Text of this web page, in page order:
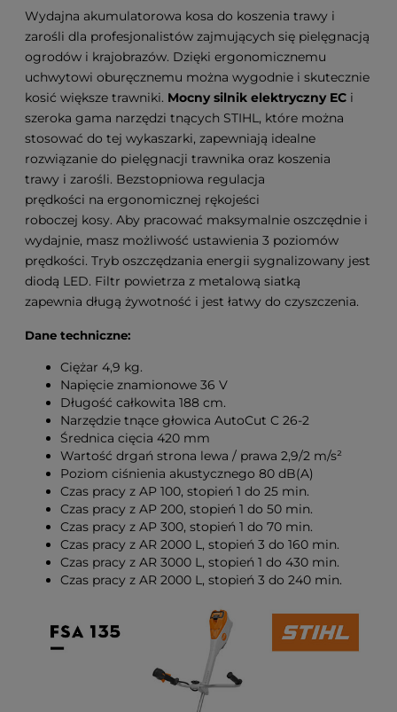
Wydajna akumulatorowa kosa do koszenia trawy i
zarośli dla profesjonalistów zajmujących się pielęgnacją
ogrodów i krajobrazów. Dzięki ergonomicznemu
uchwytowi oburęcznemu można wygodnie i skutecznie
kosić większe trawniki. Mocny silnik elektryczny EC i
szeroka gama narzędzi tnących STIHL, które można
stosować do tej wykaszarki, zapewniają idealne
rozwiązanie do pielęgnacji trawnika oraz koszenia
trawy i zarośli. Bezstopniowa regulacja
prędkości na ergonomicznej rękojeści
roboczej kosy. Aby pracować maksymalnie oszczędnie i
wydajnie, masz możliwość ustawienia 3 poziomów
prędkości. Tryb oszczędzania energii sygnalizowany jest
diodą LED. Filtr powietrza z metalową siatką
zapewnia długą żywotność i jest łatwy do czyszczenia.
Dane techniczne:
Ciężar 4,9 kg.
Napięcie znamionowe 36 V
Długość całkowita 188 cm.
Narzędzie tnące głowica AutoCut C 26-2
Średnica cięcia 420 mm
Wartość drgań strona lewa / prawa 2,9/2 m/s²
Poziom ciśnienia akustycznego 80 dB(A)
Czas pracy z AP 100, stopień 1 do 25 min.
Czas pracy z AP 200, stopień 1 do 50 min.
Czas pracy z AP 300, stopień 1 do 70 min.
Czas pracy z AR 2000 L, stopień 3 do 160 min.
Czas pracy z AR 3000 L, stopień 1 do 430 min.
Czas pracy z AR 2000 L, stopień 3 do 240 min.